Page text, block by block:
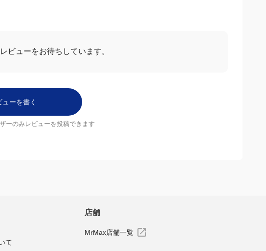
レビューをお待ちしています。
ューを書く
ーのみ レビューを投稿できます
て
店舗
MrMax店舗一覧